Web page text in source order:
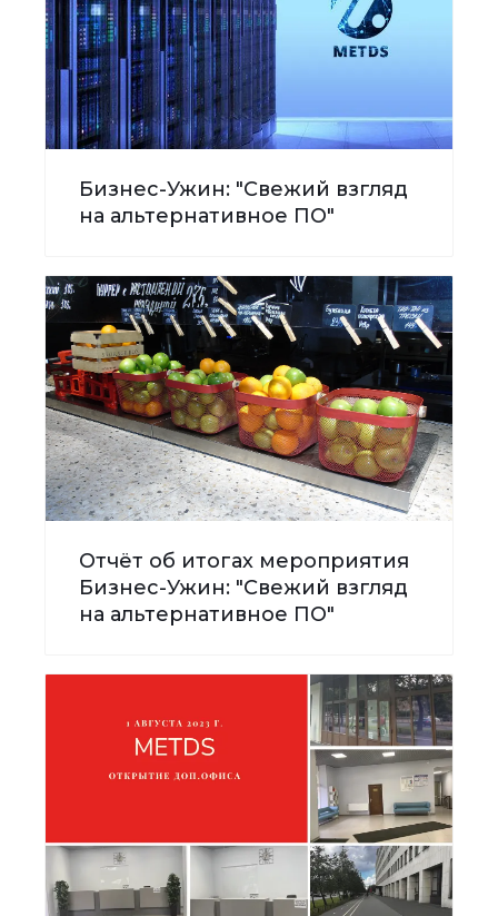
Бизнес-Ужин: "Свежий взгляд
на альтернативное ПО"
Отчёт об итогах мероприятия
Бизнес-Ужин: "Свежий взгляд
на альтернативное ПО"